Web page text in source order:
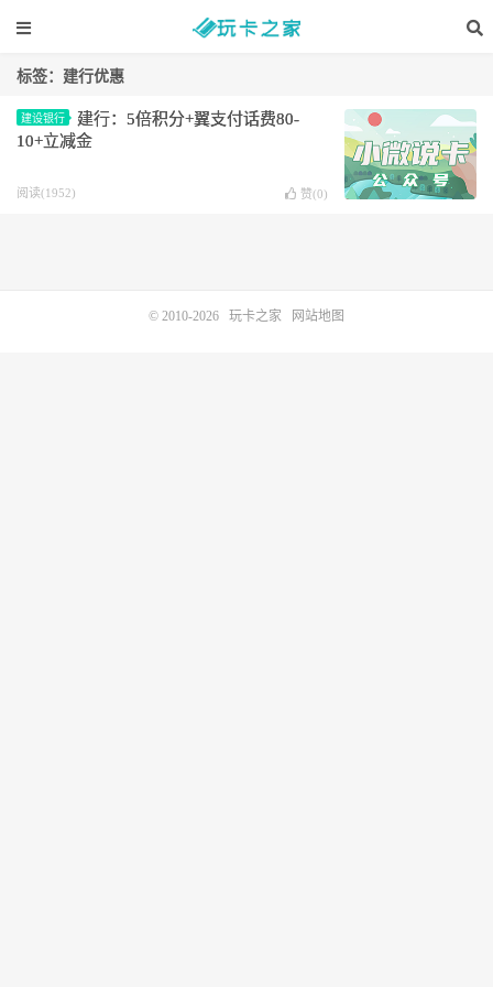
标签：建行优惠
建设银行
建行：5倍积分+翼支付话费80-
10+立减金
阅读(1952) 赞(0)
© 2010-2026 玩卡之家 网站地图